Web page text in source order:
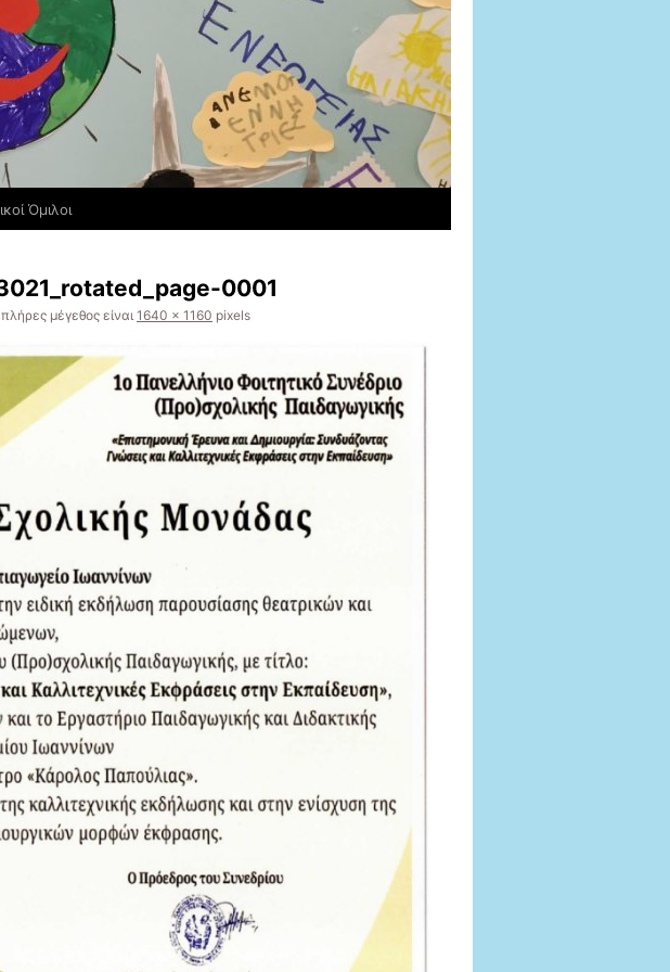
Όμιλοι
0001
μέγεθος είναι 1640 × 1160 pixels